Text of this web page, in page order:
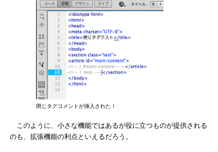
閉じタグコメントが挿入された！
このように、小さな機能ではあるが役に立つものが提供される
のも、拡張機能の利点といえるだろう。